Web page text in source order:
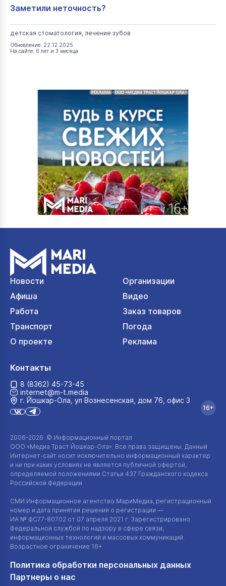
Заметили неточность?
детская стоматология, лечение зубов
Обновление: 22.12.2025
На сайте: 6 лет и 3 месяца
Новости
Организации
Афиша
Видео
Работа
Заказ товаров
Транспорт
Погода
О проекте
Реклама
2006-2026 © Информационный портал
ООО «Медиа Траст Йошкар-Ола». Все права защищены. Данный
Интернет-сайт носит исключительно информационный характер
и ни при каких условиях не является публичной офертой,
определяемой положениями Статьи 437 Гражданского кодекса
Российской Федерации.
СМИ Информационное агентство МариМедиа, регистрационный
номер и дата принятия решения о регистрации —
ИА № ФС77-80702 от 07 апреля 2021 г. Зарегистрировано
Федеральной службой по надзору в сфере связи,
информационных технологий и массовых коммуникаций.
Возрастное ограничение 16+.
Политика обработки персональных данных
Партнеры о нас
Контакты
8 (8362) 45-73-45
internet@m-t.media
г. Йошкар‑Ола, ул Вознесенская, дом 76, офис 3
16+